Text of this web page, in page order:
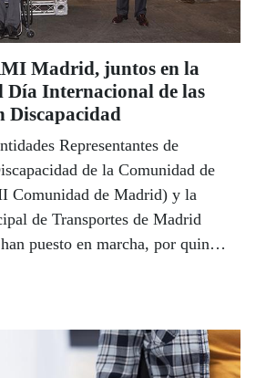
Madrid, juntos en la
Día Internacional de las
Discapacidad
Representantes de
de la Comunidad de
Comunidad de Madrid) y la
de Transportes de Madrid
puesto en marcha, por quinto
las Personas con Discapacidad,
3 de diciembre.